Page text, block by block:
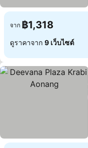
จาก ฿1,318
ดูราคาจาก 9 เว็บไซต์